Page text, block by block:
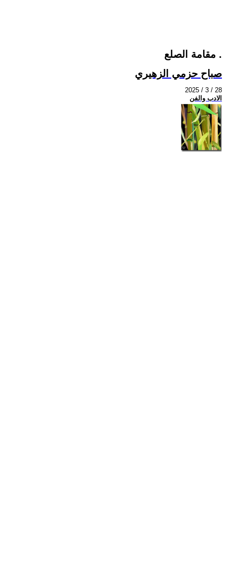
مقامة الصلع .
صباح حزمي الزهيري
2025 / 3 / 28
الادب والفن